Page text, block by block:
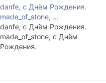
danfe, с Днём Рождения.
made_of_stone, …
danfe, с Днём Рождения.
made_of_stone, с Днём
Рождения.